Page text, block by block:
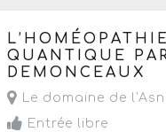
Le samedi 9 décembre
QUANTIQUE
DEMONCEAUX
Le domaine de
Entrée libre